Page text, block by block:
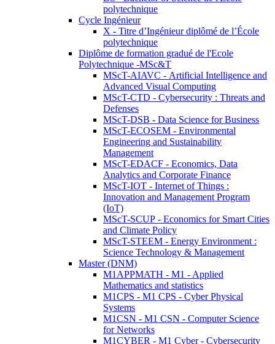
polytechnique
Cycle Ingénieur
X - Titre d’Ingénieur diplômé de l’École
polytechnique
Diplôme de formation gradué de l'Ecole
Polytechnique -MSc&T
MScT-AIAVC - Artificial Intelligence and
Advanced Visual Computing
MScT-CTD - Cybersecurity : Threats and
Defenses
MScT-DSB - Data Science for Business
MScT-ECOSEM - Environmental
Engineering and Sustainability
Management
MScT-EDACF - Economics, Data
Analytics and Corporate Finance
MScT-IOT - Internet of Things :
Innovation and Management Program
(IoT)
MScT-SCUP - Economics for Smart Cities
and Climate Policy
MScT-STEEM - Energy Environment :
Science Technology & Management
Master (DNM)
M1APPMATH - M1 - Applied
Mathematics and statistics
M1CPS - M1 CPS - Cyber Physical
Systems
M1CSN - M1 CSN - Computer Science
for Networks
M1CYBER - M1 Cyber - Cybersecurity